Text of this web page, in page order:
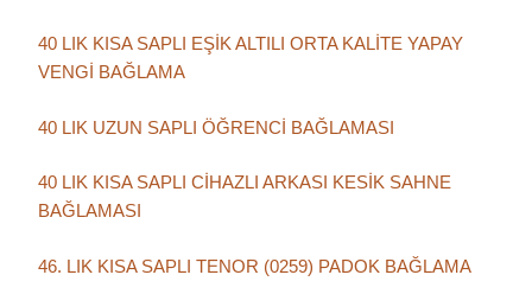
40 LIK KISA SAPLI EŞİK ALTILI ORTA KALİTE YAPAY
VENGİ BAĞLAMA
40 LIK UZUN SAPLI ÖĞRENCİ BAĞLAMASI
40 LIK KISA SAPLI CİHAZLI ARKASI KESİK SAHNE
BAĞLAMASI
46. LIK KISA SAPLI TENOR (0259) PADOK BAĞLAMA